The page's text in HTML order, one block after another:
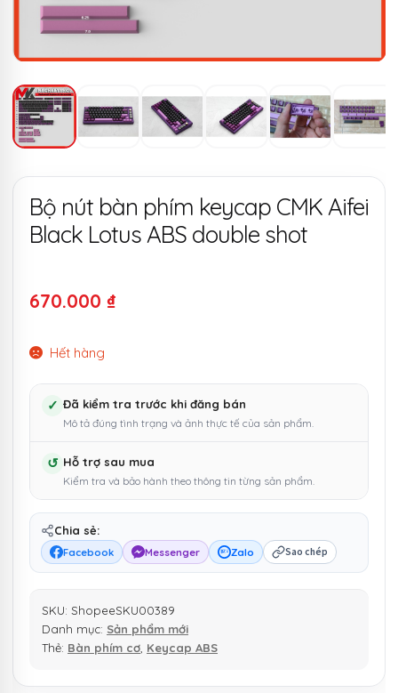
Bộ nút bàn phím keycap CMK Aifei
Black Lotus ABS double shot
670.000 ₫
Hết hàng
✓ Đã kiểm tra trước khi đăng bán
Mô tả đúng tình trạng và ảnh thực tế của sản phẩm.
↺ Hỗ trợ sau mua
Kiểm tra và bảo hành theo thông tin từng sản phẩm.
Chia sẻ:
Facebook Messenger Zalo Sao chép
SKU: ShopeeSKU00389
Danh mục: Sản phẩm mới
Thẻ: Bàn phím cơ Keycap ABS